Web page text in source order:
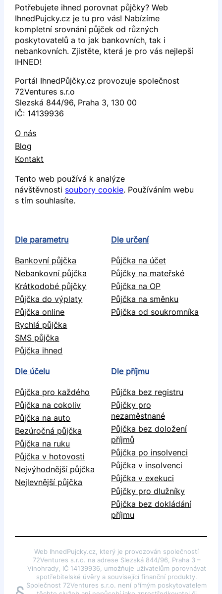
Potřebujete ihned porovnat půjčky? Web
IhnedPujcky.cz je tu pro vás! Nabízíme
kompletní srovnání půjček od různých
poskytovatelů a to jak bankovních, tak i
nebankovních. Zjistěte, která je pro vás nejlepší
IHNED!
Portál IhnedPůjčky.cz provozuje společnost
72Ventures s.r.o
Slezská 844/96, Praha 3, 130 00
IČ: 14139936
O nás
Blog
Kontakt
Tento web používá k analýze
návštěvnosti soubory cookie. Používáním webu
s tím souhlasíte.
Dle parametru
Bankovní půjčka
Nebankovní půjčka
Krátkodobé půjčky
Půjčka do výplaty
Půjčka online
Rychlá půjčka
SMS půjčka
Půjčka ihned
Dle určení
Půjčka na účet
Půjčky na mateřské
Půjčka na OP
Půjčka na směnku
Půjčka od soukromníka
Dle účelu
Půjčka pro každého
Půjčka na cokoliv
Půjčka na auto
Bezúročná půjčka
Půjčka na ruku
Půjčka v hotovosti
Nejvýhodnější půjčka
Nejlevnější půjčka
Dle příjmu
Půjčka bez registru
Půjčky pro
nezaměstnané
Půjčka bez doložení
příjmů
Půjčka po insolvenci
Půjčka v insolvenci
Půjčka v exekuci
Půjčky pro dlužníky
Půjčka bez dokládání
příjmu
Web IhnedPujcky.cz, který je provozován společností
72Ventures s.r.o. na adrese Slezská 844/96, Praha 3 –
Vinohrady, IČ 14139936, umožňuje uživatelům porovnávat
spotřebitelské úvěry a související finanční produkty.
Společnost 72Ventures s.r.o. není přímým poskytovatelem